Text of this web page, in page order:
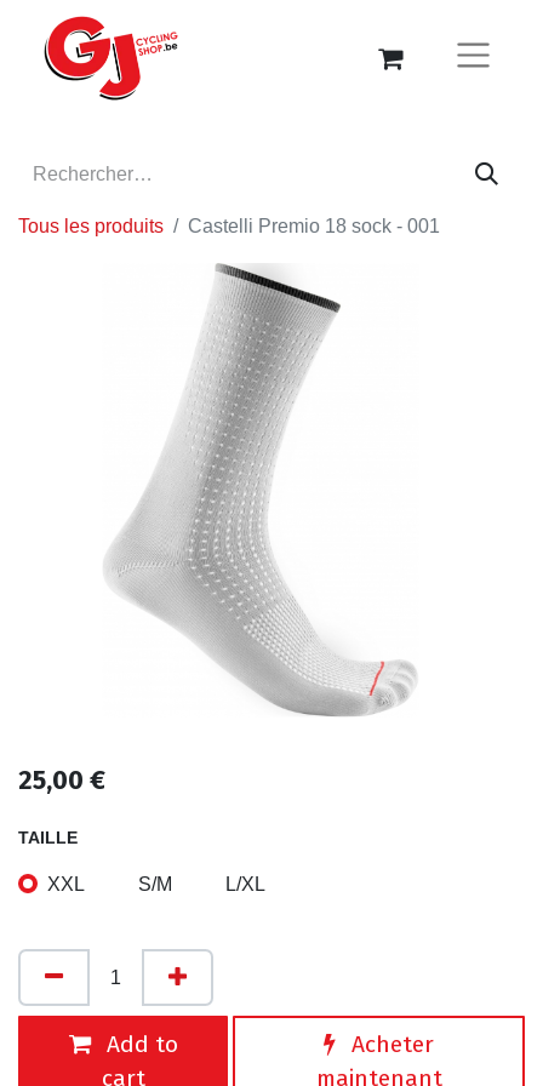
Tous les produits Castelli Premio 18 sock - 001
25,00 €
TAILLE
XXL S/M L/XL
Add to
cart
Acheter
maintenant